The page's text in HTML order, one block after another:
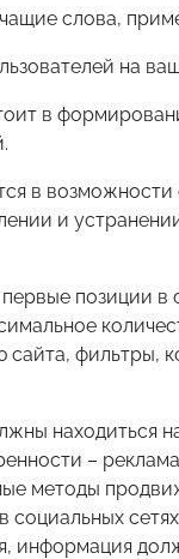
слова,
на
в
в возможности
и
позиции в
сайта,
находиться
–
методы
информация